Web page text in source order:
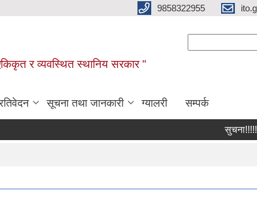
9858322955
र व्यवस्थित स्थानिय सरकार "
सूचना तथा जानकारी ग्यालरी सम्पर्क
सुचना!!!!!